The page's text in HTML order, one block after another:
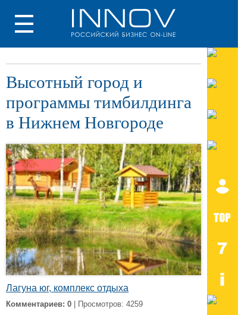
Высотный город и
программы тимбилдинга
в Нижнем Новгороде
Лагуна юг, комплекс отдыха
Комментариев: 0 | Просмотров: 4259